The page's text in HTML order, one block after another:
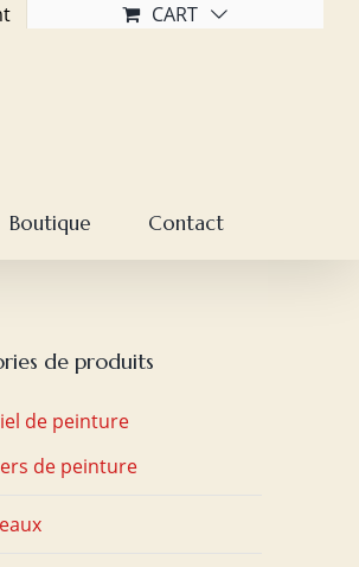
CART
Boutique Contact
de produits
de peinture
de peinture